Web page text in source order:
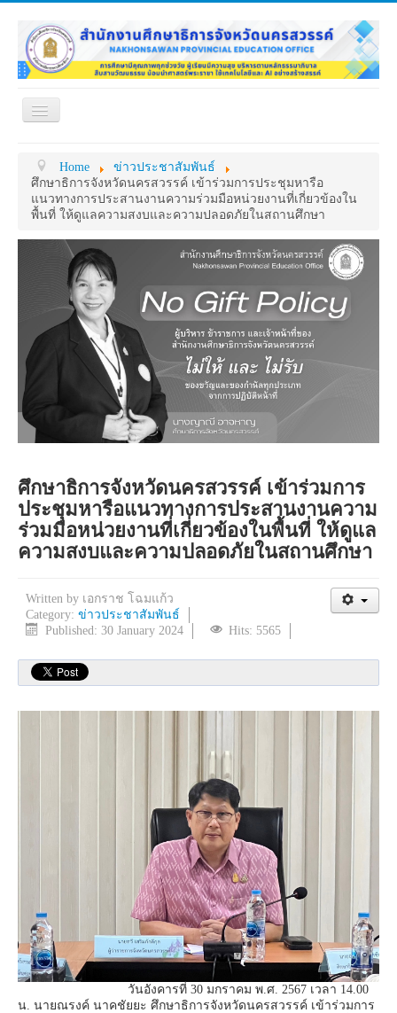
Toggle
หน่วยงานภายใน
MY OFFICE
ดาวน์โหลด
กระดาน ถาม-ตอบ
ข้อมูลการติดต่อ
Home
ข่าวประชาสัมพันธ์
ศึกษาธิการจังหวัดนครสวรรค์ เข้าร่วมการประชุมหารือ
แนวทางการประสานงานความร่วมมือหน่วยงานที่เกี่ยวข้องใน
พื้นที่ ให้ดูแลความสงบและความปลอดภัยในสถานศึกษา
ศึกษาธิการจังหวัดนครสวรรค์ เข้าร่วมการ
ประชุมหารือแนวทางการประสานงานความ
ร่วมมือหน่วยงานที่เกี่ยวข้องในพื้นที่ ให้ดูแล
ความสงบและความปลอดภัยในสถานศึกษา
Written by เอกราช โฉมแก้ว
Category: ข่าวประชาสัมพันธ์
Published: 30 January 2024
Hits: 5565
วันอังคารที่ 30 มกราคม พ.ศ. 2567 เวลา 14.00
น. นายณรงค์ นาคชัยยะ ศึกษาธิการจังหวัดนครสวรรค์ เข้าร่วมการ